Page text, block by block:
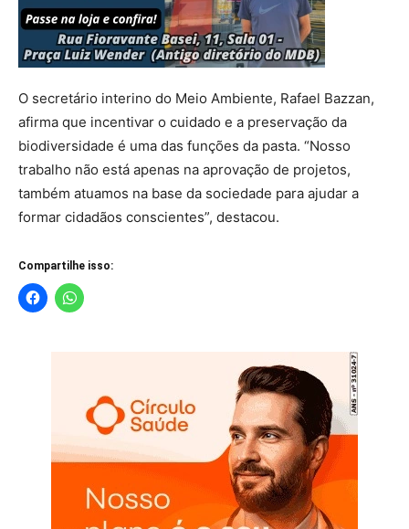
O secretário interino do Meio Ambiente, Rafael Bazzan,
afirma que incentivar o cuidado e a preservação da
biodiversidade é uma das funções da pasta. “Nosso
trabalho não está apenas na aprovação de projetos,
também atuamos na base da sociedade para ajudar a
formar cidadãos conscientes”, destacou.
Compartilhe isso: